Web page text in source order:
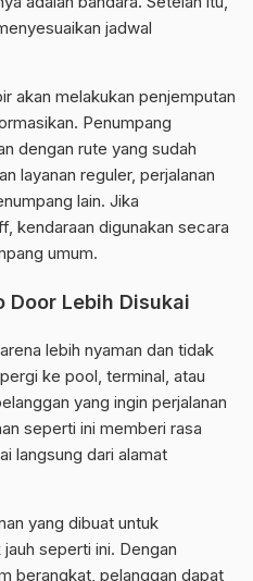
jadwal
akan melakukan penjemputan
Penumpang
dengan rute yang sudah
layanan reguler, perjalanan
lain. Jika
kendaraan digunakan secara
umum.
Door Lebih Disukai
lebih nyaman dan tidak
ke pool, terminal, atau
yang ingin perjalanan
seperti ini memberi rasa
langsung dari alamat
yang dibuat untuk
seperti ini. Dengan
berangkat, pelanggan dapat